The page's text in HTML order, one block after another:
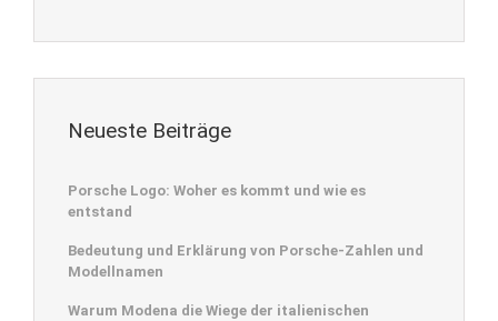
Neueste Beiträge
Porsche Logo: Woher es kommt und wie es
entstand
Bedeutung und Erklärung von Porsche-Zahlen und
Modellnamen
Warum Modena die Wiege der italienischen